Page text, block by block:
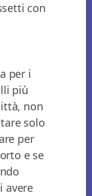
con
per i
più
non
solo
per
e se
avere